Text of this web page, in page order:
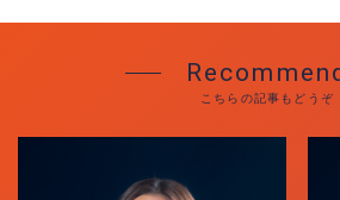
こちらの記事もどうぞ